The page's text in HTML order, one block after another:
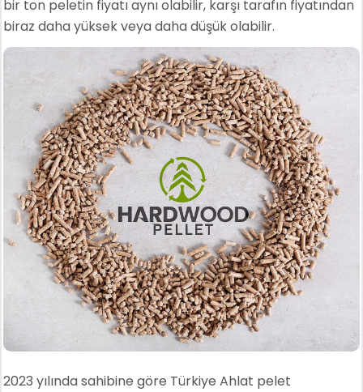
bir ton peletin fiyatı aynı olabilir, karşı tarafın fiyatından
biraz daha yüksek veya daha düşük olabilir.
2023 yılında sahibine göre Türkiye Ahlat pelet